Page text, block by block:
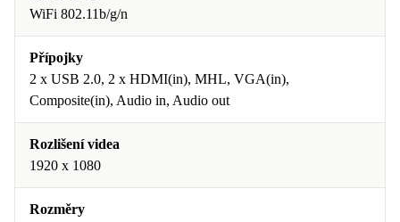
WiFi 802.11b/g/n
Přípojky
2 x USB 2.0, 2 x HDMI(in), MHL, VGA(in),
Composite(in), Audio in, Audio out
Rozlišení videa
1920 x 1080
Rozměry